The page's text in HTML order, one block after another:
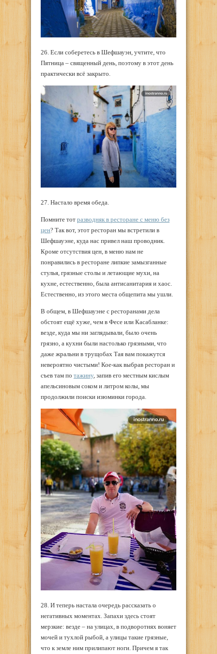
26. Если соберетесь в Шефшауэн, учтите, что
Пятница – священный день, поэтому в этот день
практически всё закрыто.
27. Настало время обеда.
Помните тот разводняк в ресторане с меню без
цен? Так вот, этот ресторан мы встретили в
Шефшауэне, куда нас привел наш проводник.
Кроме отсутствия цен, в меню нам не
понравились в ресторане липкие замызганные
стулья, грязные столы и летающие мухи, на
кухне, естественно, была антисанитария и хаос.
Естественно, из этого места общепита мы ушли.
В общем, в Шефшауэне с ресторанами дела
обстоят ещё хуже, чем в Фесе или Касабланке:
везде, куда мы ни заглядывали, было очень
грязно, а кухни были настолько грязными, что
даже жральни в трущобах Тая вам покажутся
невероятно чистыми! Кое-как выбрав ресторан и
съев там по тажину, запив его местным кислым
апельсиновым соком и литром колы, мы
продолжили поиски изюминки города.
28. И теперь настала очередь рассказать о
негативных моментах. Запахи здесь стоят
мерзкие: везде – на улицах, в подворотнях воняет
мочей и тухлой рыбой, а улицы такие грязные,
что к земле ним прилипают ноги. Причем я так